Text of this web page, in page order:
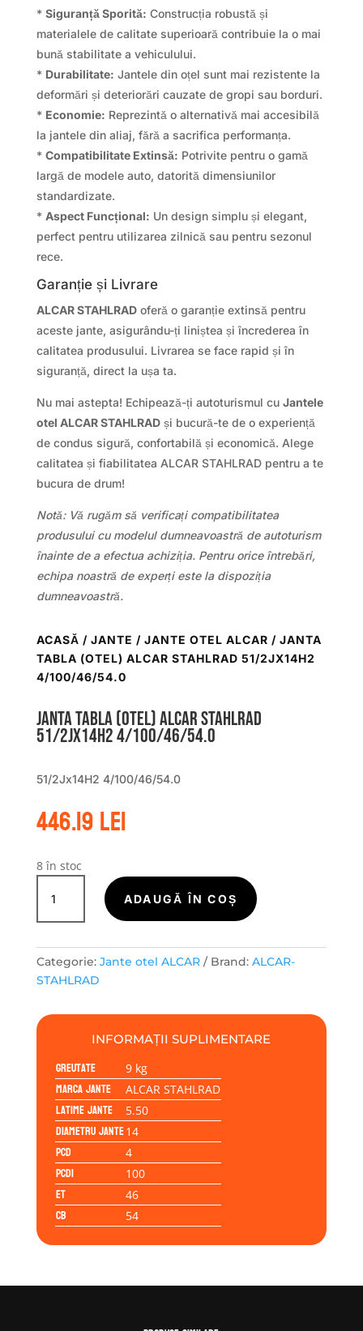
* Siguranță Sporită: Construcția robustă și
materialele de calitate superioară contribuie la o mai
bună stabilitate a vehiculului.
* Durabilitate: Jantele din oțel sunt mai rezistente la
deformări și deteriorări cauzate de gropi sau borduri.
* Economie: Reprezintă o alternativă mai accesibilă
la jantele din aliaj, fără a sacrifica performanța.
* Compatibilitate Extinsă: Potrivite pentru o gamă
largă de modele auto, datorită dimensiunilor
standardizate.
* Aspect Funcțional: Un design simplu și elegant,
perfect pentru utilizarea zilnică sau pentru sezonul
rece.
Garanție și Livrare
ALCAR STAHLRADoferă o garanție extinsă pentru
aceste jante, asigurându-ți liniștea și încrederea în
calitatea produsului. Livrarea se face rapid și în
siguranță, direct la ușa ta.
Nu mai astepta! Echipează-ți autoturismul cu Jantele
otel ALCAR STAHLRADși bucură-te de o experiență
de condus sigură, confortabilă și economică. Alege
calitatea și fiabilitatea ALCAR STAHLRAD pentru a te
bucura de drum!
Notă: Vă rugăm să verificați compatibilitatea
produsului cu modelul dumneavoastră de autoturism
înainte de a efectua achiziția. Pentru orice întrebări,
echipa noastră de experți este la dispoziția
dumneavoastră.
ACASĂ / JANTE / JANTE OTEL ALCAR / JANTA
TABLA (OTEL) ALCAR STAHLRAD 51/2JX14H2
4/100/46/54.0
Janta tabla (otel) ALCAR STAHLRAD
51/2Jx14H2 4/100/46/54.0
51/2Jx14H2 4/100/46/54.0
446.19lei
8 în stoc
Cantitate
Janta
tabla
ALCAR
STAHLRAD
4/100/46/54.0
ADAUGĂ ÎN COȘ
Categorie: Jante otel ALCAR Brand: ALCAR-
STAHLRAD
INFORMAȚII SUPLIMENTARE
Greutate 9 kg
Marca jante ALCAR STAHLRAD
Latime jante 5.50
Diametru jante14
PCD 4
PCD1 100
ET 46
CB 54